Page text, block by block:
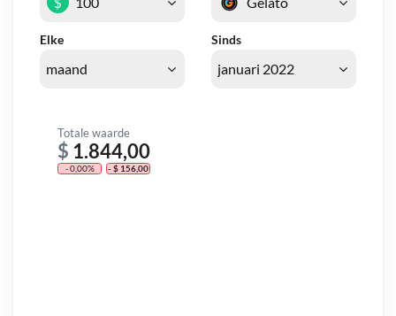
Elke Sinds
Totale waarde
$ 1.844,00
- 0,00% - $ 156,00